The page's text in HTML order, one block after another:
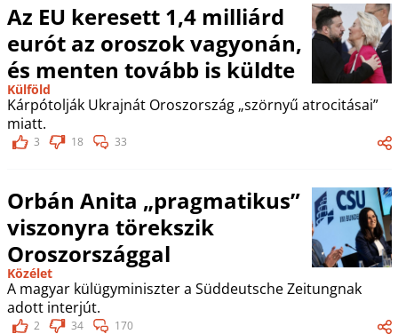
Az EU keresett 1,4 milliárd
eurót az oroszok vagyonán,
és menten tovább is küldte
Külföld
Kárpótolják Ukrajnát Oroszország „szörnyű atrocitásai”
miatt.
3 18 33
Orbán Anita „pragmatikus”
viszonyra törekszik
Oroszországgal
Közélet
A magyar külügyminiszter a Süddeutsche Zeitungnak
adott interjút.
2 34 170